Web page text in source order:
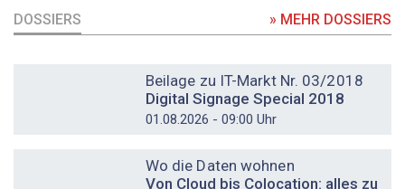
DOSSIERS » MEHR DOSSIERS
Beilage zu IT-Markt Nr. 03/2018
Digital Signage Special 2018
01.08.2026 - 09:00 Uhr
Wo die Daten wohnen
Von Cloud bis Colocation: alles zu